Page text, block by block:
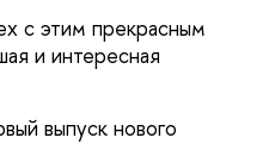
с этим прекрасным
и интересная
выпуск нового